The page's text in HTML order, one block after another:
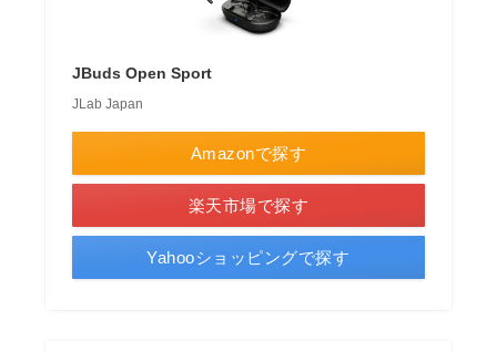
JBuds Open Sport
JLab Japan
Amazonで探す
楽天市場で探す
Yahooショッピングで探す